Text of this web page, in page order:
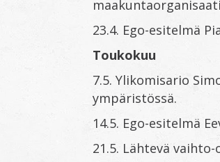
23.4. Ego-esitelmä
Toukokuu
7.5. Ylikomisario
ympäristössä.
14.5. Ego-esitelmä
21.5. Lähtevä